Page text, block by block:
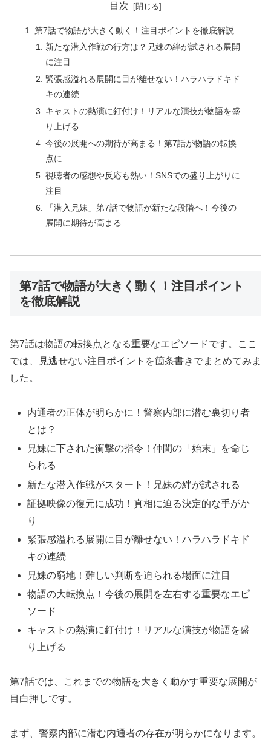
目次
第7話で物語が大きく動く！注目ポイントを徹底解説
新たな潜入作戦の行方は？兄妹の絆が試される展開
に注目
緊張感溢れる展開に目が離せない！ハラハラドキド
キの連続
キャストの熱演に釘付け！リアルな演技が物語を盛
り上げる
今後の展開への期待が高まる！第7話が物語の転換
点に
視聴者の感想や反応も熱い！SNSでの盛り上がりに
注目
「潜入兄妹」第7話で物語が新たな段階へ！今後の
展開に期待が高まる
第7話で物語が大きく動く！注目ポイント
を徹底解説
第7話は物語の転換点となる重要なエピソードです。ここ
では、見逃せない注目ポイントを箇条書きでまとめてみま
した。
内通者の正体が明らかに！警察内部に潜む裏切り者
とは？
兄妹に下された衝撃の指令！仲間の「始末」を命じ
られる
新たな潜入作戦がスタート！兄妹の絆が試される
証拠映像の復元に成功！真相に迫る決定的な手がか
り
緊張感溢れる展開に目が離せない！ハラハラドキド
キの連続
兄妹の窮地！難しい判断を迫られる場面に注目
物語の大転換点！今後の展開を左右する重要なエピ
ソード
キャストの熱演に釘付け！リアルな演技が物語を盛
り上げる
第7話では、これまでの物語を大きく動かす重要な展開が
目白押しです。
まず、警察内部に潜む内通者の存在が明らかになります。